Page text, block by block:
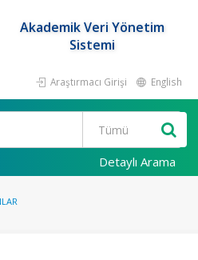
Akademik Veri Yönetim
Sistemi
Araştırmacı Girişi English
Detaylı Arama